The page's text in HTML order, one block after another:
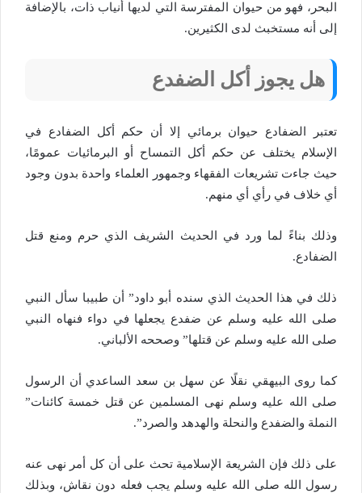
البحر، فهو من حيوان المفترسة التي لديها أنياب ذات، بالإضافة
إلى أنه مستخبث لدى الكثيرين.
هل يجوز أكل الضفدع
تعتبر الضفادع حيوان برمائي إلا أن حكم أكل الضفادع في
الإسلام يختلف عن حكم أكل التمساح أو البرمائيات عمومًا،
حيث جاءت تشريعات الفقهاء وجمهور العلماء واحدة بدون وجود
أي خلاف في رأي أي منهم.
وذلك بناءً لما ورد في الحديث الشريف الذي حرم ومنع قتل
الضفادع.
ذلك في هذا الحديث الذي سنده أبو داود” أن طبيبا سأل النبي
صلى الله عليه وسلم عن ضفدع يجعلها في دواء فنهاه النبي
صلى الله عليه وسلم عن قتلها” وصححه الألباني.
كما روى البيهقي نقلًا عن سهل بن سعد الساعدي أن الرسول
صلى الله عليه وسلم نهى المسلمين عن قتل خمسة كائنات”
النملة والضفدع والنحلة والهدهد والصرد”.
على ذلك فإن الشريعة الإسلامية تحث على أن كل أمر نهى عنه
رسول الله صلى الله عليه وسلم يجب فعله دون نقاش، وبذلك